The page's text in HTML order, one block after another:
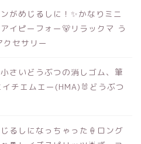
がめじるしに！✨かなりミニ
イピーフォー🐻リラックマ う
セサリー
さいどうぶつの消しゴム、筆
チエムエー(HMA)🐰どうぶつ
るしになっちゃった🍦ロング